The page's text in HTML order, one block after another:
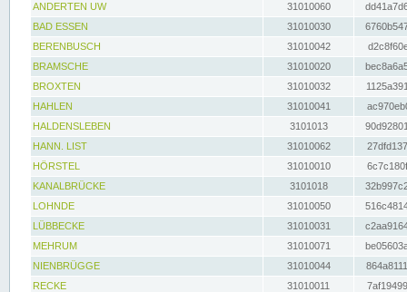
ANDERTEN UW
31010060
BAD ESSEN
31010030
BERENBUSCH
31010042
BRAMSCHE
31010020
BROXTEN
31010032
HAHLEN
31010041
HALDENSLEBEN
3101013
HANN. LIST
31010062
HÖRSTEL
31010010
KANALBRÜCKE
3101018
LOHNDE
31010050
LÜBBECKE
31010031
MEHRUM
31010071
NIENBRÜGGE
31010044
RECKE
31010011